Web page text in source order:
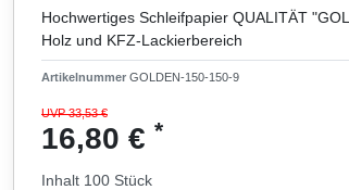
Hochwertiges Schleifpapier QUALITÄT
Holz und KFZ-Lackierbereich
Artikelnummer GOLDEN-150-150-9
UVP 33,53 €
16,80 € *
Inhalt 100 Stück